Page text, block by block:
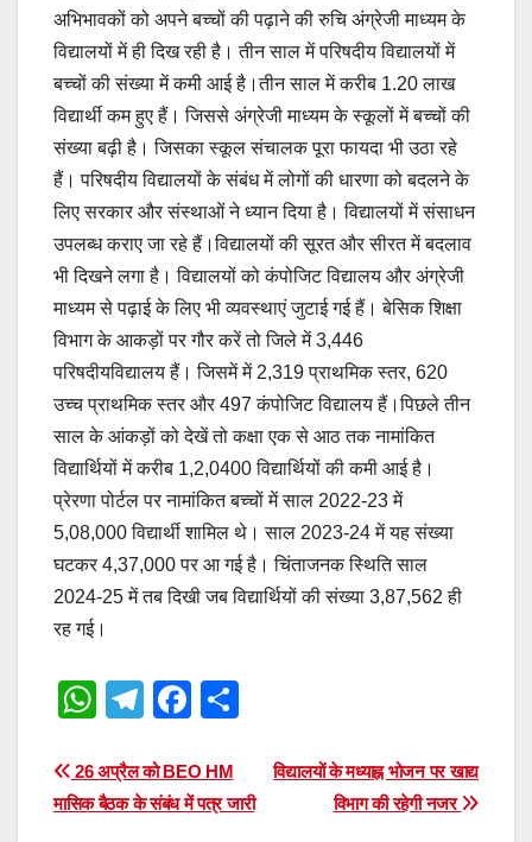
अभिभावकों को अपने बच्चों की पढ़ाने की रुचि अंग्रेजी माध्यम के
विद्यालयों में ही दिख रही है। तीन साल में परिषदीय विद्यालयों में
बच्चों की संख्या में कमी आई है।तीन साल में करीब 1.20 लाख
विद्यार्थी कम हुए हैं। जिससे अंग्रेजी माध्यम के स्कूलों में बच्चों की
संख्या बढ़ी है। जिसका स्कूल संचालक पूरा फायदा भी उठा रहे
हैं। परिषदीय विद्यालयों के संबंध में लोगों की धारणा को बदलने के
लिए सरकार और संस्थाओं ने ध्यान दिया है। विद्यालयों में संसाधन
उपलब्ध कराए जा रहे हैं।विद्यालयों की सूरत और सीरत में बदलाव
भी दिखने लगा है। विद्यालयों को कंपोजिट विद्यालय और अंग्रेजी
माध्यम से पढ़ाई के लिए भी व्यवस्थाएं जुटाई गई हैं। बेसिक शिक्षा
विभाग के आकड़ों पर गौर करें तो जिले में 3,446
परिषदीयविद्यालय हैं। जिसमें में 2,319 प्राथमिक स्तर, 620
उच्च प्राथमिक स्तर और 497 कंपोजिट विद्यालय हैं।पिछले तीन
साल के आंकड़ों को देखें तो कक्षा एक से आठ तक नामांकित
विद्यार्थियों में करीब 1,2,0400 विद्यार्थियों की कमी आई है।
प्रेरणा पोर्टल पर नामांकित बच्चों में साल 2022-23 में
5,08,000 विद्यार्थी शामिल थे। साल 2023-24 में यह संख्या
घटकर 4,37,000 पर आ गई है। चिंताजनक स्थिति साल
2024-25 में तब दिखी जब विद्यार्थियों की संख्या 3,87,562 ही
रह गई।
W
at
s
T
e
gr
F
c
e
ar
e
Post
navigation
विद्यालयों के मध्याह्न भोजन पर खाद्य
विभाग की रहेगी नजर
26 अप्रैल को BEO HM
मासिक बैठक के संबंध में पत्र जारी